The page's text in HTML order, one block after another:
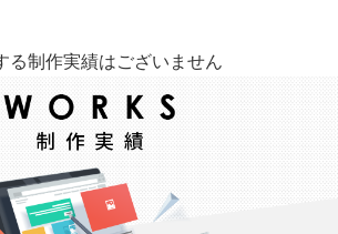
る制作実績はございません